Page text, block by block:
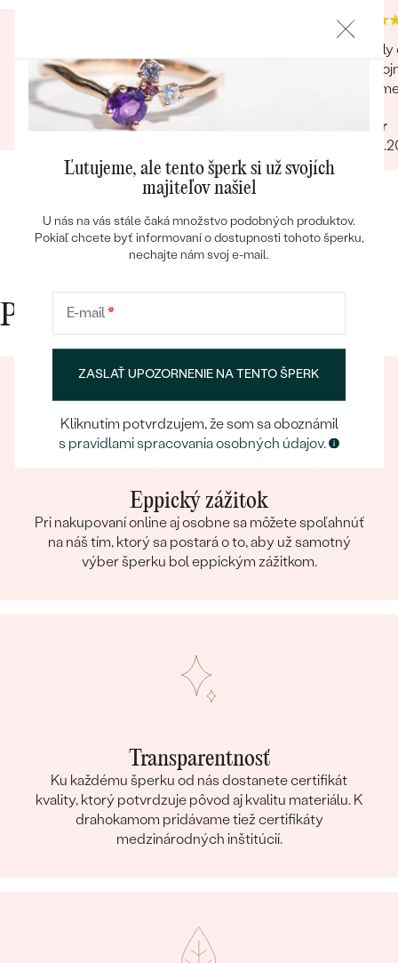
Bestsellery
OBJAVIŤ
A obrúčky nádherné. Určite odporúčam
Júlia
Peter
Prečo nakupovať v Eppi
Eppický zážitok
Pri nakupovaní online aj osobne sa môžete spoľahnúť
na náš tím, ktorý sa postará o to, aby už samotný
výber šperku bol eppickým zážitkom.
Transparentnosť
Ku každému šperku od nás dostanete certifikát
kvality, ktorý potvrdzuje pôvod aj kvalitu materiálu. K
drahokamom pridávame tiež certifikáty
medzinárodných inštitúcií.
Ľutujeme, ale tento šperk si už svojích
majiteľov našiel
U nás na vás stále čaká množstvo podobných produktov.
Pokiaľ chcete byť informovaní o dostupnosti tohoto šperku,
nechajte nám svoj e-mail.
E-mail*
ZASLAŤ UPOZORNENIE NA TENTO ŠPERK
Kliknutím potvrdzujem, že som sa oboznámil
s pravidlami spracovania osobných údajov.